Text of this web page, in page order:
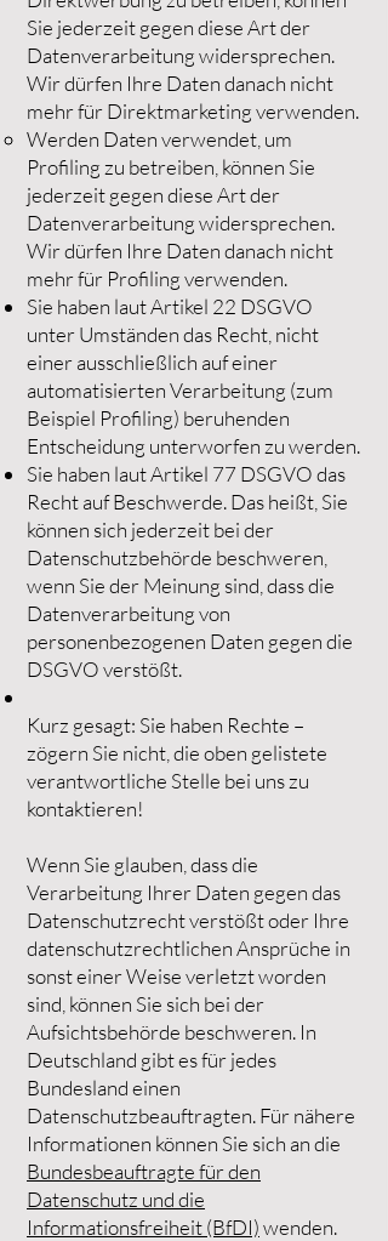
Sie jederzeit gegen diese Art der
Datenverarbeitung widersprechen.
Wir dürfen Ihre Daten danach nicht
mehr für Direktmarketing verwenden.
Werden Daten verwendet, um
Profiling zu betreiben, können Sie
jederzeit gegen diese Art der
Datenverarbeitung widersprechen.
Wir dürfen Ihre Daten danach nicht
mehr für Profiling verwenden.
Sie haben laut Artikel 22 DSGVO
unter Umständen das Recht, nicht
einer ausschließlich auf einer
automatisierten Verarbeitung (zum
Beispiel Profiling) beruhenden
Entscheidung unterworfen zu werden.
Sie haben laut Artikel 77 DSGVO das
Recht auf Beschwerde. Das heißt, Sie
können sich jederzeit bei der
Datenschutzbehörde beschweren,
wenn Sie der Meinung sind, dass die
Datenverarbeitung von
personenbezogenen Daten gegen die
DSGVO verstößt.
Kurz gesagt: Sie haben Rechte –
zögern Sie nicht, die oben gelistete
verantwortliche Stelle bei uns zu
kontaktieren!
Wenn Sie glauben, dass die
Verarbeitung Ihrer Daten gegen das
Datenschutzrecht verstößt oder Ihre
datenschutzrechtlichen Ansprüche in
sonst einer Weise verletzt worden
sind, können Sie sich bei der
Aufsichtsbehörde beschweren. In
Deutschland gibt es für jedes
Bundesland einen
Datenschutzbeauftragten. Für nähere
Informationen können Sie sich an die
Bundesbeauftragte für den
Datenschutz und die
Informationsfreiheit (BfDI)wenden.